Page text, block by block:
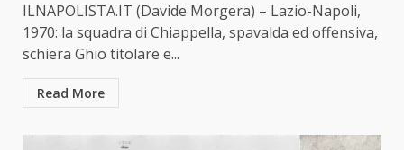
ILNAPOLISTA.IT (Davide Morgera) – Lazio-Napoli,
1970: la squadra di Chiappella, spavalda ed offensiva,
schiera Ghio titolare e...
Read More